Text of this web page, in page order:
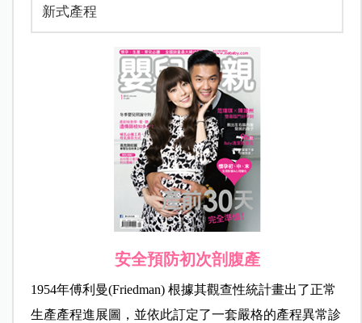
新式產程
安全預防初次剖腹產
1954年傅利曼(Friedman) 根據其觀查性統計畫出了正常
生產產程進展圖，並依此訂定了一套嚴格的產程異常診